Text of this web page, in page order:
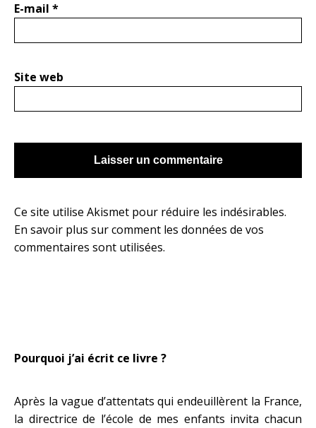
E-mail *
Site web
Ce site utilise Akismet pour réduire les indésirables.
En savoir plus sur comment les données de vos
commentaires sont utilisées.
Pourquoi j’ai écrit ce livre ?
Après la vague d’attentats qui endeuillèrent la France,
la directrice de l’école de mes enfants invita chacun